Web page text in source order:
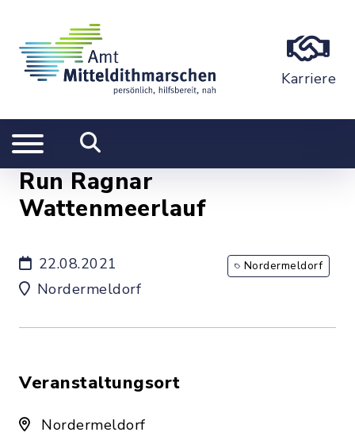
Karriere
Run Ragnar
Wattenmeerlauf
22.08.2021
Nordermeldorf
Nordermeldorf
Veranstaltungsort
Nordermeldorf